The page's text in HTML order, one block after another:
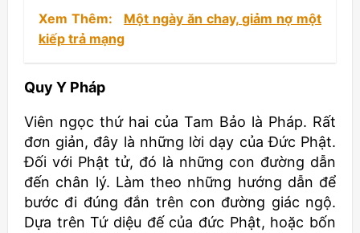
Xem Thêm:
Một ngày ăn chay, giảm nợ một
kiếp trả mạng
Quy Y Pháp
Viên ngọc thứ hai của Tam Bảo là Pháp. Rất
đơn giản, đây là những lời dạy của Đức Phật.
Đối với Phật tử, đó là những con đường dẫn
đến chân lý. Làm theo những hướng dẫn để
bước đi đúng đắn trên con đường giác ngộ.
Dựa trên Tứ diệu đế của đức Phật, hoặc bốn